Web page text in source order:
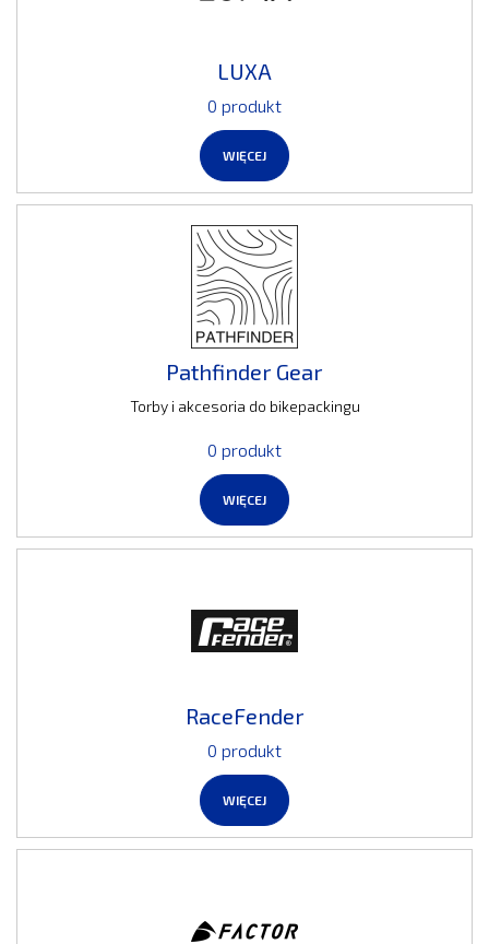
LUXA
0 produkt
WIĘCEJ
Pathfinder Gear
Torby i akcesoria do bikepackingu
0 produkt
WIĘCEJ
RaceFender
0 produkt
WIĘCEJ